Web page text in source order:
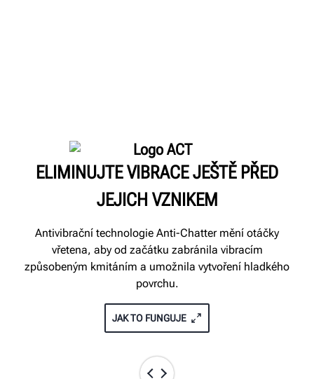
ELIMINUJTE VIBRACE JEŠTĚ PŘED
JEJICH VZNIKEM
Antivibrační technologie Anti-Chatter mění otáčky
vřetena, aby od začátku zabránila vibracím
způsobeným kmitáním a umožnila vytvoření hladkého
povrchu.
JAK TO FUNGUJE